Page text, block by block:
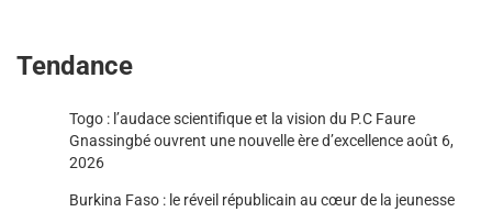
Tendance
Togo : l’audace scientifique et la vision du P.C Faure
Gnassingbé ouvrent une nouvelle ère d’excellenceaoût 6,
2026
Burkina Faso : le réveil républicain au cœur de la jeunesse